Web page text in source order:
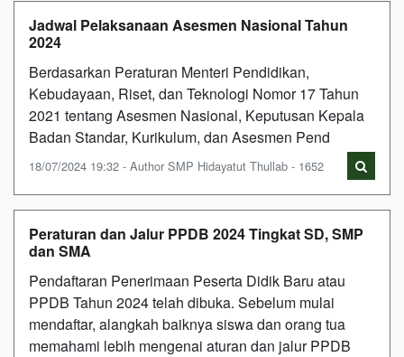
Jadwal Pelaksanaan Asesmen Nasional Tahun
2024
Berdasarkan Peraturan Menteri Pendidikan,
Kebudayaan, Riset, dan Teknologi Nomor 17 Tahun
2021 tentang Asesmen Nasional, Keputusan Kepala
Badan Standar, Kurikulum, dan Asesmen Pend
18/07/2024 19:32 - Author SMP Hidayatut Thullab - 1652
Peraturan dan Jalur PPDB 2024 Tingkat SD, SMP
dan SMA
Pendaftaran Penerimaan Peserta Didik Baru atau
PPDB Tahun 2024 telah dibuka. Sebelum mulai
mendaftar, alangkah baiknya siswa dan orang tua
memahami lebih mengenai aturan dan jalur PPDB